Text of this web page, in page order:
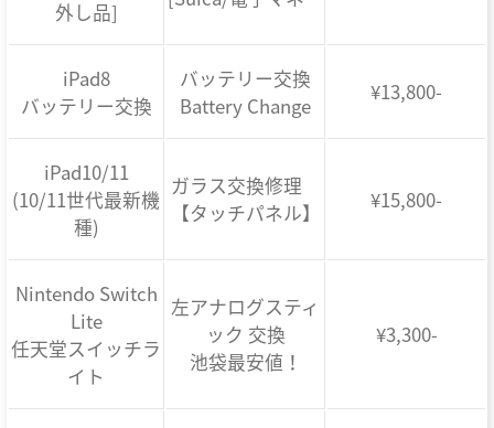
外し品]
iPad8
バッテリー交換
バッテリー交換
Battery Change
¥13,800-
iPad10/11
(10/11世代最新機
種)
ガラス交換修理
【タッチパネル】
¥15,800-
Nintendo Switch
Lite
任天堂スイッチラ
イト
左アナログスティ
ック 交換
池袋最安値！
¥3,300-